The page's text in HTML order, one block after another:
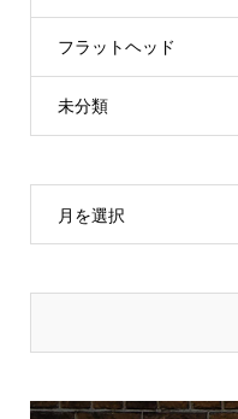
フラットヘッド
未分類
月を選択